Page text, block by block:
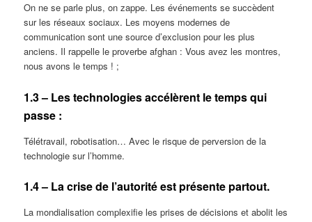
On ne se parle plus, on zappe. Les événements se succèdent
sur les réseaux sociaux. Les moyens modernes de
communication sont une source d’exclusion pour les plus
anciens. Il rappelle le proverbe afghan : Vous avez les montres,
nous avons le temps ! ;
1.3 – Les technologies accélèrent le temps qui
passe :
Télétravail, robotisation… Avec le risque de perversion de la
technologie sur l’homme.
1.4 – La crise de l’autorité est présente partout.
La mondialisation complexifie les prises de décisions et abolit les